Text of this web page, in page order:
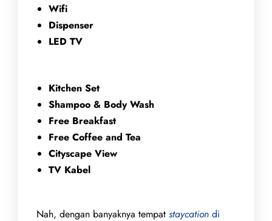
Wifi
Dispenser
LED TV
Kitchen Set
Shampoo & Body Wash
Free Breakfast
Free Coffee and Tea
Cityscape View
TV Kabel
Nah, dengan banyaknya tempat staycation di